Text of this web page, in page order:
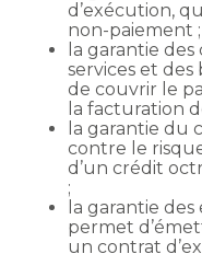
d’exécution,
non-paiement ;
la garantie
services et
de couvrir le
la facturation
la garantie du
contre le
d’un crédit
;
la garantie
permet
un contrat